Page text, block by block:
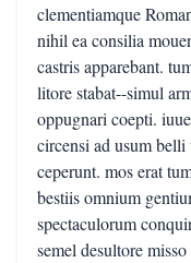
clementiamque
nihil ea consilia
castris apparebant.
litore stabat--simul
oppugnari coepti.
circensi ad usum
ceperunt. mos erat
bestiis omnium
spectaculorum
semel desultore